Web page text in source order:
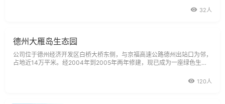
32人
德州大雁岛生态园
公司位于德州经济开发区白桥大桥东侧，与京福高速公路德州出站口为邻，
占地近14万平米。经2004年到2005年两年修建，现已成为一座绿色生态
120人